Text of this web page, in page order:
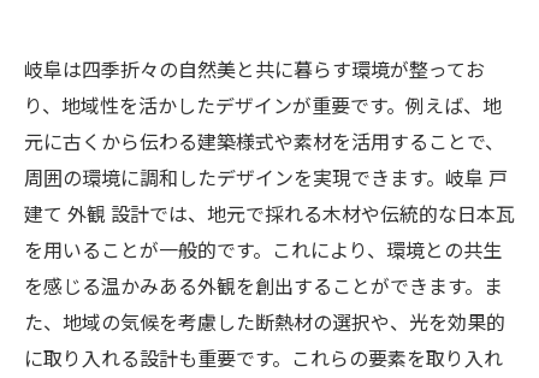
岐阜は四季折々の自然美と共に暮らす環境が整ってお
り、地域性を活かしたデザインが重要です。例えば、地
元に古くから伝わる建築様式や素材を活用することで、
周囲の環境に調和したデザインを実現できます。岐阜 戸
建て 外観 設計では、地元で採れる木材や伝統的な日本瓦
を用いることが一般的です。これにより、環境との共生
を感じる温かみある外観を創出することができます。ま
た、地域の気候を考慮した断熱材の選択や、光を効果的
に取り入れる設計も重要です。これらの要素を取り入れ